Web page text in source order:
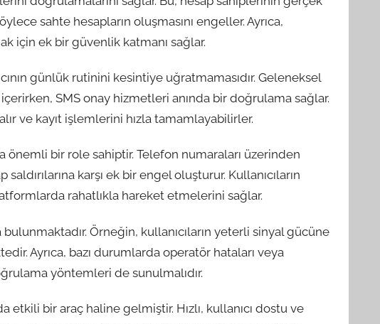
sahte hesapların oluşmasını engeller. Ayrıca,
için ek bir güvenlik katmanı sağlar.
günlük rutinini kesintiye uğratmamasıdır. Geleneksel
SMS onay hizmetleri anında bir doğrulama sağlar.
ve kayıt işlemlerini hızla tamamlayabilirler.
önemli bir role sahiptir. Telefon numaraları üzerinden
karşı ek bir engel oluşturur. Kullanıcıların
rahatlıkla hareket etmelerini sağlar.
Örneğin, kullanıcıların yeterli sinyal gücüne
Ayrıca, bazı durumlarda operatör hataları veya
yöntemleri de sunulmalıdır.
bir araç haline gelmiştir. Hızlı, kullanıcı dostu ve